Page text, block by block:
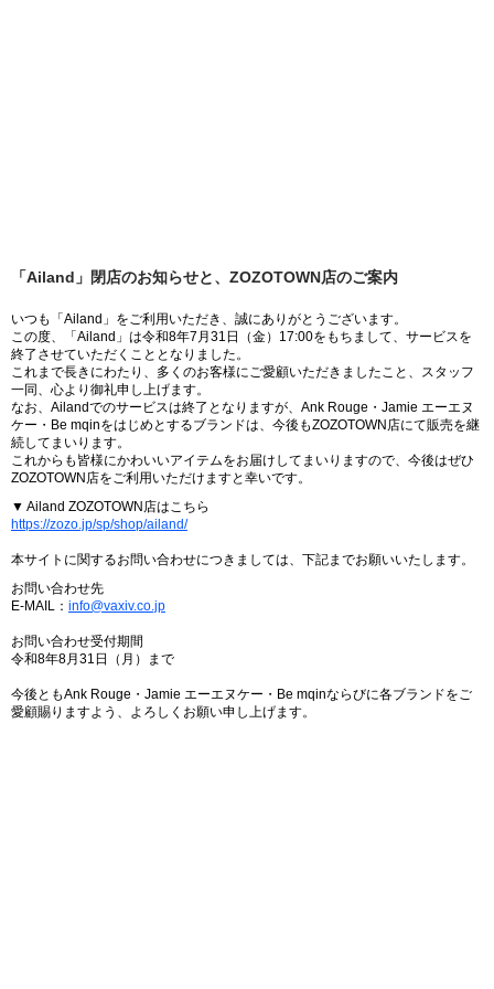
「Ailand」閉店のお知らせと、ZOZOTOWN店のご案内
いつも「Ailand」をご利用いただき、誠にありがとうございます。
この度、「Ailand」は令和8年7月31日（金）17:00をもちまして、サービスを
終了させていただくこととなりました。
これまで長きにわたり、多くのお客様にご愛顧いただきましたこと、スタッフ
一同、心より御礼申し上げます。
なお、Ailandでのサービスは終了となりますが、Ank Rouge・Jamie エーエヌ
ケー・Be mqinをはじめとするブランドは、今後もZOZOTOWN店にて販売を継
続してまいります。
これからも皆様にかわいいアイテムをお届けしてまいりますので、今後はぜひ
ZOZOTOWN店をご利用いただけますと幸いです。
▼ Ailand ZOZOTOWN店はこちら
https://zozo.jp/sp/shop/ailand/
本サイトに関するお問い合わせにつきましては、下記までお願いいたします。
お問い合わせ先
E-MAIL： info@vaxiv.co.jp
お問い合わせ受付期間
令和8年8月31日（月）まで
今後ともAnk Rouge・Jamie エーエヌケー・Be mqinならびに各ブランドをご
愛顧賜りますよう、よろしくお願い申し上げます。